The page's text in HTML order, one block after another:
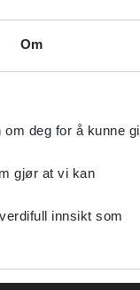
Om
deg for å kunne gi
gjør at vi kan
innsikt som